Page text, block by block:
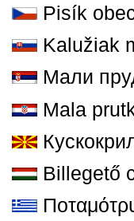
Pisík
Kalužiak
Мали
Mala
Billegető